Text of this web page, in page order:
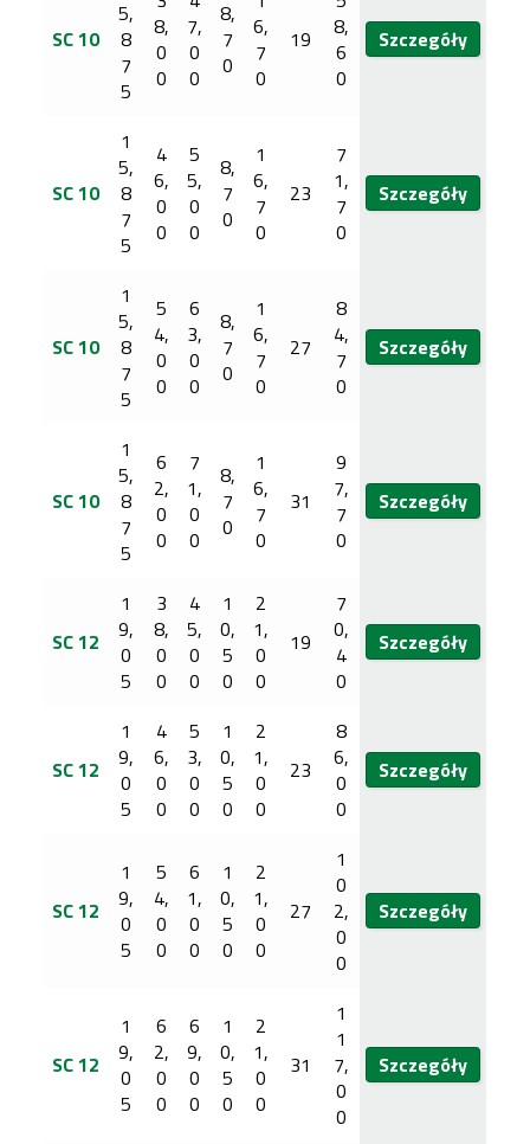
SC 10
5,
8
7
5
8,
0
0
7,
0
0
8,
7
0
6,
7
0
19
8,
6
0
Szczegóły
SC 10
1
5,
8
7
5
4
6,
0
0
5
5,
0
0
8,
7
0
1
6,
7
0
23
7
1,
7
0
Szczegóły
SC 10
1
5,
8
7
5
5
4,
0
0
6
3,
0
0
8,
7
0
1
6,
7
0
27
8
4,
7
0
Szczegóły
SC 10
1
5,
8
7
5
6
2,
0
0
7
1,
0
0
8,
7
0
1
6,
7
0
31
9
7,
7
0
Szczegóły
SC 12
1
9,
0
5
3
8,
0
0
4
5,
0
0
1
0,
5
0
2
1,
0
0
19
7
0,
4
0
Szczegóły
SC 12
1
9,
0
5
4
6,
0
0
5
3,
0
0
1
0,
5
0
2
1,
0
0
23
8
6,
0
0
Szczegóły
SC 12
1
9,
0
5
5
4,
0
0
6
1,
0
0
1
0,
5
0
2
1,
0
0
27
1
0
2,
0
0
Szczegóły
SC 12
1
9,
0
5
6
2,
0
0
6
9,
0
0
1
0,
5
0
2
1,
0
0
31
1
1
7,
0
0
Szczegóły